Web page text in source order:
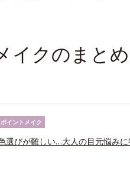
イクのまとめ
ポイントメイク
選びが難しい…大人の目元悩み